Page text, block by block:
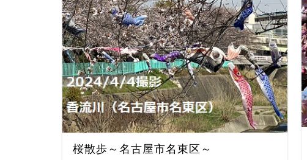
桜散歩～名古屋市名東区～